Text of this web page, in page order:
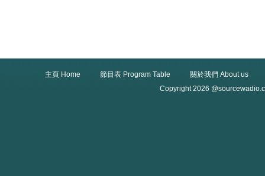
主頁 Home 節目表 Program Table
關於我們 About us
Copyright 2026